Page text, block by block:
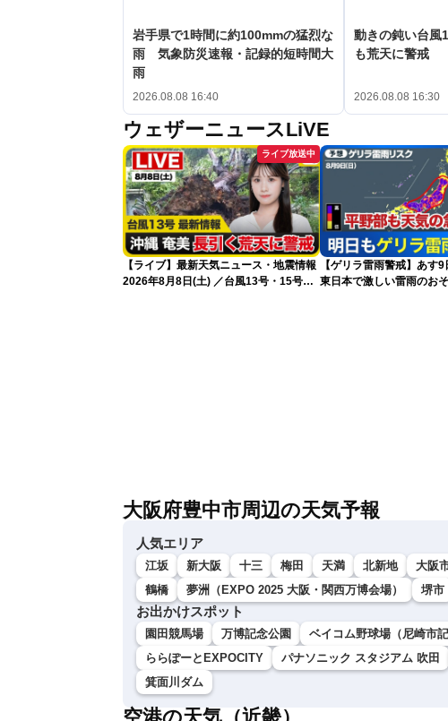
岩手県で1時間に約100mmの猛烈な
雨 気象防災速報・記録的短時間大
雨
2026.08.08 16:40
動きの鈍い台
も荒天に警戒
2026.08.08 16:30
ウェザーニュースLiVE
ライブ放送中
【ライブ】最新天気ニュース・地震情報
2026年8月8日(土) ／台風13号・15号
【ゲリラ雷雨警戒】あす
東日本で激しい雷雨のお
大阪府豊中市周辺の天気予報
人気エリア
江坂 新大阪 十三 梅田 天満 北新地 大阪
鶴橋
夢洲（EXPO 2025 大阪・関西万博会場） 堺市
お出かけスポット
園田競馬場 万博記念公園 ベイコム野球場（尼崎市記
ららぽーとEXPOCITY
パナソニック スタジアム 吹田
箕面川ダム
空港の天気（近畿）